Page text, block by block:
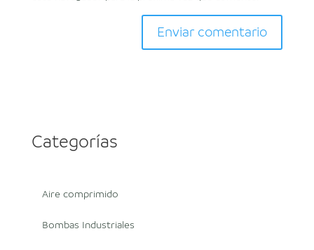
Categorías
Aire comprimido
Bombas Industriales